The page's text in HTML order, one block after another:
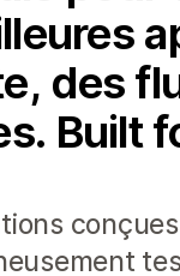
des
Built